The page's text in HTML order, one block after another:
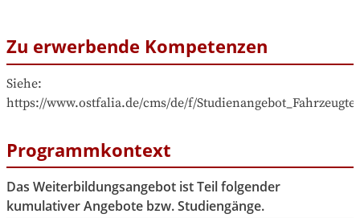
Zu erwerbende Kompetenzen
Siehe:
https://www.ostfalia.de/cms/de/f/
Programmkontext
Das Weiterbildungsangebot ist Teil folgender
kumulativer Angebote bzw. Studiengänge.